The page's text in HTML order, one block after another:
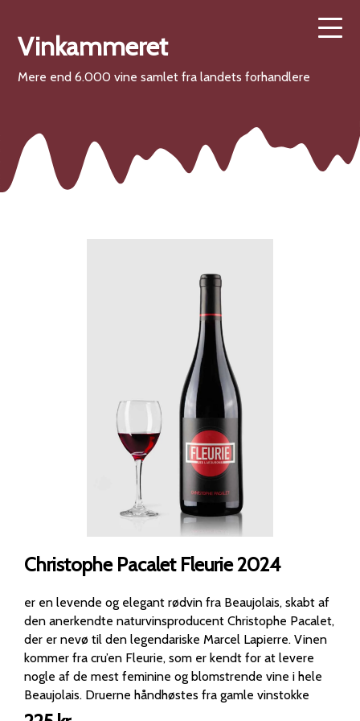
Vinkammeret
Mere end 6.000 vine samlet fra landets forhandlere
Christophe Pacalet Fleurie 2024
er en levende og elegant rødvin fra Beaujolais, skabt af
den anerkendte naturvinsproducent Christophe Pacalet,
der er nevø til den legendariske Marcel Lapierre. Vinen
kommer fra cru’en Fleurie, som er kendt for at levere
nogle af de mest feminine og blomstrende vine i hele
Beaujolais. Druerne håndhøstes fra gamle vinstokke
plantet på granitholdige skråninger. Vinificeringen sker